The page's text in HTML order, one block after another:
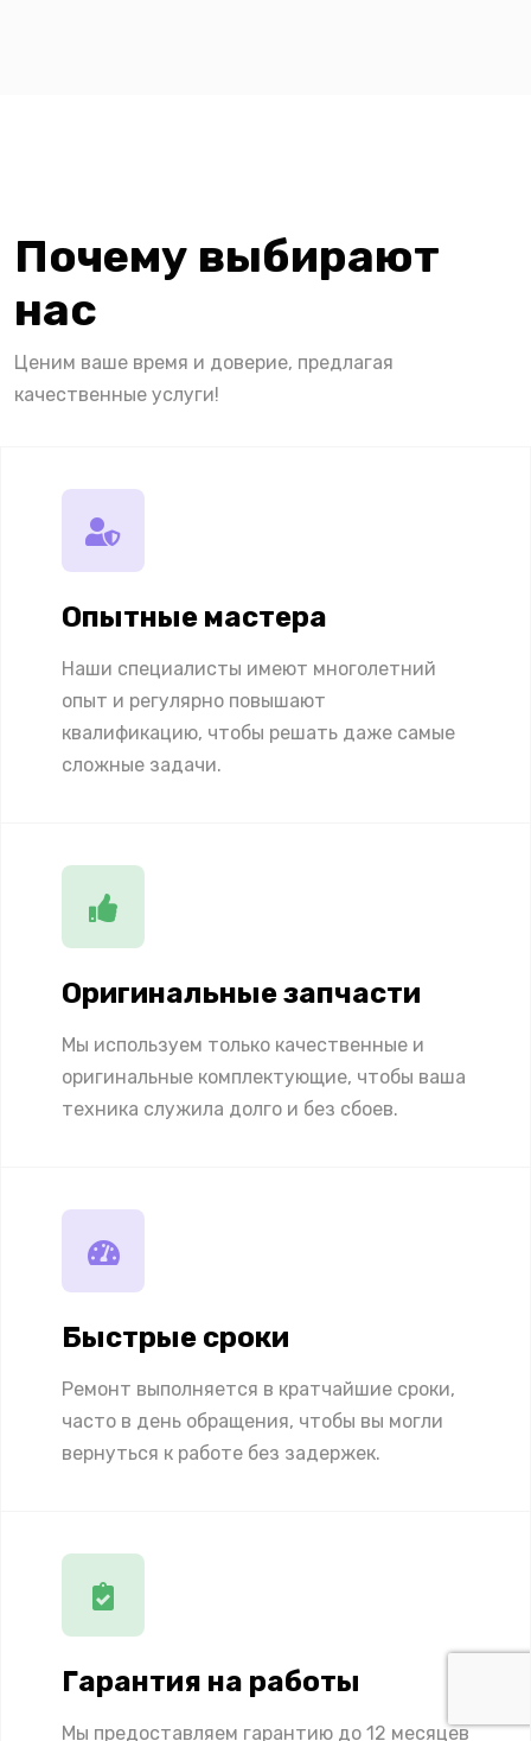
Почему выбирают
нас
Ценим ваше время и доверие, предлагая
качественные услуги!
Опытные мастера
Наши специалисты имеют многолетний
опыт и регулярно повышают
квалификацию, чтобы решать даже самые
сложные задачи.
Оригинальные запчасти
Мы используем только качественные и
оригинальные комплектующие, чтобы ваша
техника служила долго и без сбоев.
Быстрые сроки
Ремонт выполняется в кратчайшие сроки,
часто в день обращения, чтобы вы могли
вернуться к работе без задержек.
Гарантия на работы
Мы предоставляем гарантию до 12 месяцев